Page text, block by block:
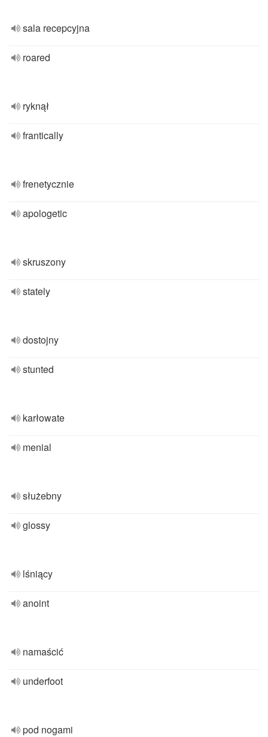
sala recepcyjna
roared
ryknął
frantically
frenetycznie
apologetic
skruszony
stately
dostojny
stunted
karłowate
menial
służebny
glossy
lśniący
anoint
namaścić
underfoot
pod nogami